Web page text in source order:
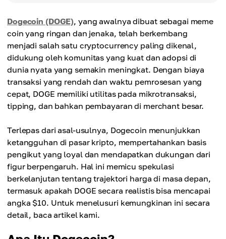
Dogecoin (DOGE), yang awalnya dibuat sebagai meme
coin yang ringan dan jenaka, telah berkembang
menjadi salah satu cryptocurrency paling dikenal,
didukung oleh komunitas yang kuat dan adopsi di
dunia nyata yang semakin meningkat. Dengan biaya
transaksi yang rendah dan waktu pemrosesan yang
cepat, DOGE memiliki utilitas pada mikrotransaksi,
tipping, dan bahkan pembayaran di merchant besar.
Terlepas dari asal-usulnya, Dogecoin menunjukkan
ketangguhan di pasar kripto, mempertahankan basis
pengikut yang loyal dan mendapatkan dukungan dari
figur berpengaruh. Hal ini memicu spekulasi
berkelanjutan tentang trajektori harga di masa depan,
termasuk apakah DOGE secara realistis bisa mencapai
angka $10. Untuk menelusuri kemungkinan ini secara
detail, baca artikel kami.